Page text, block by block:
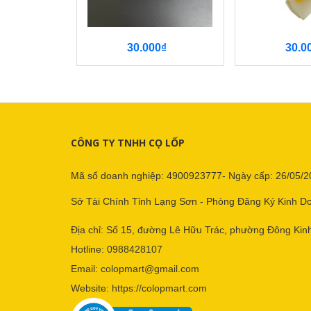
30.000₫
CÔNG TY TNHH CỌ LỐP
Mã số doanh nghiệp: 4900923777- Ngày cấp: 26/05/
Sở Tài Chính Tỉnh Lạng Sơn - Phòng Đăng Ký Kinh
Địa chỉ: Số 15, đường Lê Hữu Trác, phường Đông
Hotline: 0988428107
Email: colopmart@gmail.com
Website: https://colopmart.com